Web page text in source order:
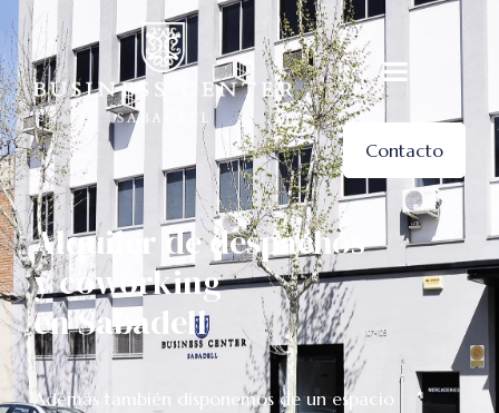
Contacto
Alquiler de despachos
y coworking
en Sabadell
Además también disponemos de un espacio